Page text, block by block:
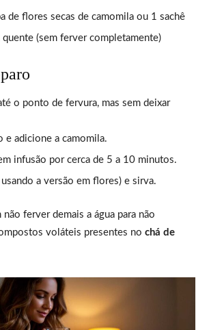
de flores secas de camomila ou 1 sachê
quente (sem ferver completamente)
o ponto de fervura, mas sem deixar
e adicione a camomila.
infusão por cerca de 5 a 10 minutos.
a versão em flores) e sirva.
ferver demais a água para não
voláteis presentes no chá de